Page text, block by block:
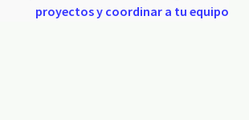
proyectos y coordinar a tu equipo